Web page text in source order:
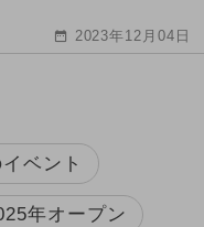
2023年12月04日
ベント
年オープン